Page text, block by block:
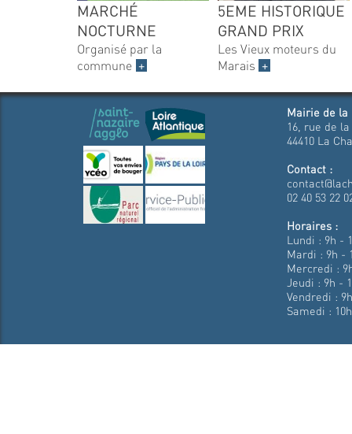
MARCHÉ
NOCTURNE
Organisé par la
commune +
5EME HISTORIQUE
GRAND PRIX
Les Vieux moteurs du
Marais +
Mairie de la
16, rue de
44410 La
Contact :
02 40 53 22
Horaires :
Lundi : 9h -
Mardi : 9h -
Mercredi :
Jeudi : 9h -
Vendredi :
Samedi :